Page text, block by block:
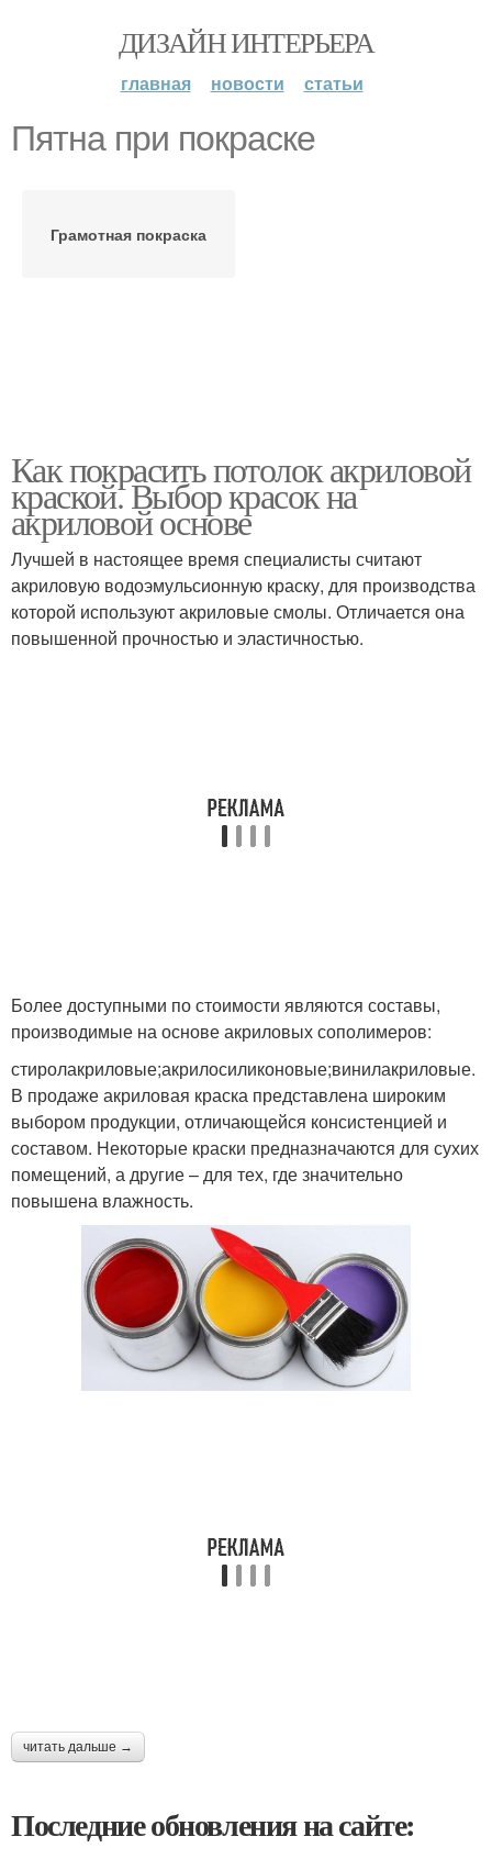
ДИЗАЙН ИНТЕРЬЕРА
главная новости статьи
Пятна при покраске
Грамотная покраска
Как покрасить потолок акриловой
краской. Выбор красок на
акриловой основе
Лучшей в настоящее время специалисты считают
акриловую водоэмульсионную краску, для производства
которой используют акриловые смолы. Отличается она
повышенной прочностью и эластичностью.
Более доступными по стоимости являются составы,
производимые на основе акриловых сополимеров:
стиролакриловые;акрилосиликоновые;винилакриловые.
В продаже акриловая краска представлена широким
выбором продукции, отличающейся консистенцией и
составом. Некоторые краски предназначаются для сухих
помещений, а другие – для тех, где значительно
повышена влажность.
читать дальше →
Последние обновления на сайте: